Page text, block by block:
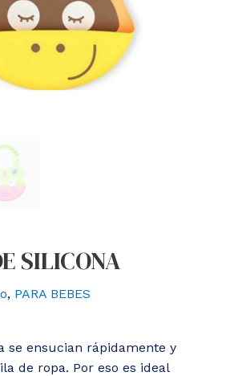
SILICONA
, PARA BEBES
se ensucian rápidamente y
de ropa. Por eso es ideal